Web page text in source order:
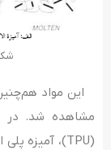
شکل 2. انواع
مشاهده شد. در